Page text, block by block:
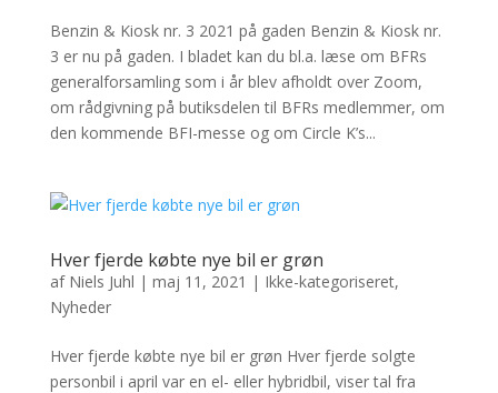
Benzin & Kiosk nr. 3 2021 på gaden Benzin & Kiosk nr.
3 er nu på gaden. I bladet kan du bl.a. læse om BFRs
generalforsamling som i år blev afholdt over Zoom,
om rådgivning på butiksdelen til BFRs medlemmer, om
den kommende BFI-messe og om Circle K’s...
Hver fjerde købte nye bil er grøn
af Niels Juhl | maj 11, 2021 | Ikke-kategoriseret,
Nyheder
Hver fjerde købte nye bil er grøn Hver fjerde solgte
personbil i april var en el- eller hybridbil, viser tal fra